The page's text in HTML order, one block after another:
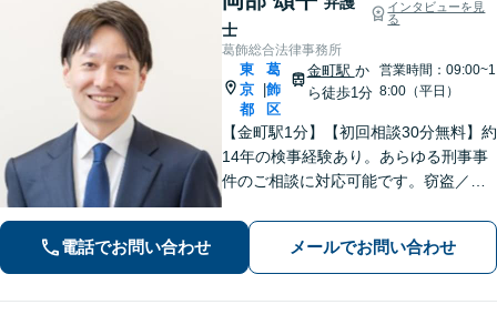
士
インタビューを見
る
葛飾総合法律事務所
東
京
都
葛
飾
区
金町駅 か
ら徒歩1分
営業時間：09:00~1
8:00（平日）
【金町駅1分】【初回相談30分無料】約
14年の検事経験あり。あらゆる刑事事
件のご相談に対応可能です。窃盗／詐
事件は早急にご相談ください。【相続
事件もお任せください】遺産分割協
議・調停／遺留分／遺言書作成など幅
広く対応
電話でお問い合わせ メールでお問い合わせ